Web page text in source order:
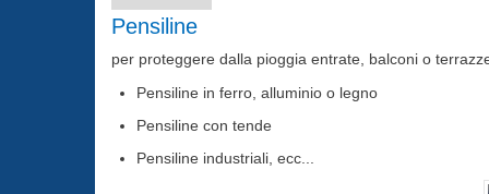
Pensiline
per proteggere dalla pioggia entrate, balconi o
Pensiline in ferro, alluminio o legno
Pensiline con tende
Pensiline industriali, ecc...